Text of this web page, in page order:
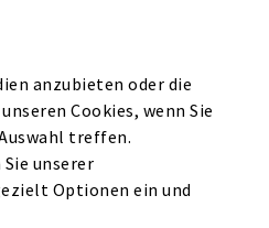
anzubieten oder die
Cookies, wenn Sie
treffen.
unserer
Optionen ein und